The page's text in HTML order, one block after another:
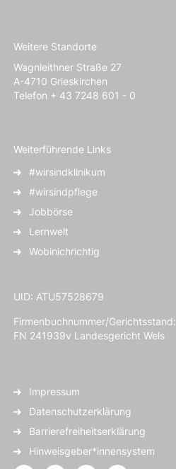
Weitere Standorte
Wagnleithner Straße 27
A-4710 Grieskirchen
Telefon + 43 7248 601 - 0
Weiterführende Links
#wirsindklinikum
#wirsindpflege
Jobbörse
Lernwelt
Wobinichrichtig
UID: ATU57528679
Firmenbuchnummer/Gerichtsstand:
FN 241939v Landesgericht Wels
Impressum
Datenschutzerklärung
Barrierefreiheitserklärung
Hinweisgeber*innensystem